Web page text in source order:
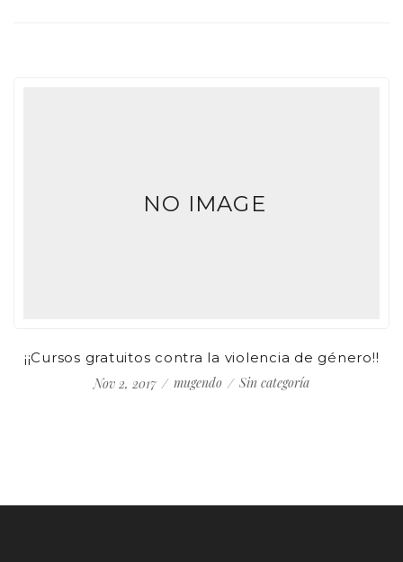
NO IMAGE
¡¡Cursos gratuitos contra la violencia de género!!
Nov 2, 2017
mugendo Sin categoría